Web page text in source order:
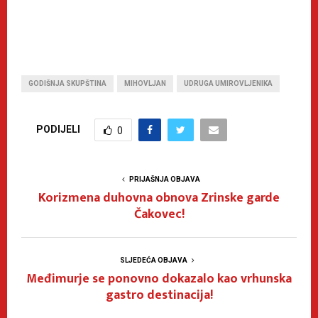
GODIŠNJA SKUPŠTINA MIHOVLJAN UDRUGA UMIROVLJENIKA
PODIJELI 0
PRIJAŠNJA OBJAVA
Korizmena duhovna obnova Zrinske garde
Čakovec!
SLJEDEĆA OBJAVA
Međimurje se ponovno dokazalo kao vrhunska
gastro destinacija!